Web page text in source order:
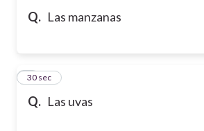
Q. Las manzanas
Q. Las uvas
5
30 sec